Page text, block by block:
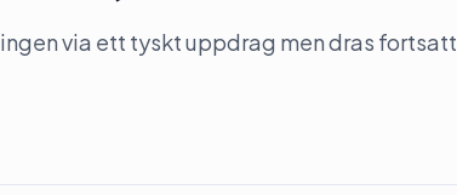
via ett tyskt uppdrag men dras fortsatt